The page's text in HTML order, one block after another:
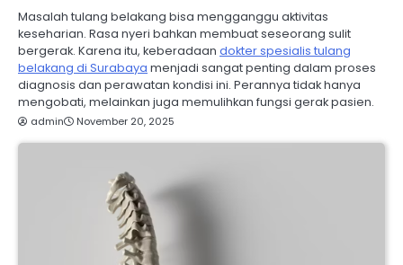
Masalah tulang belakang bisa mengganggu aktivitas
keseharian. Rasa nyeri bahkan membuat seseorang sulit
bergerak. Karena itu, keberadaan dokter spesialis tulang
belakang di Surabaya menjadi sangat penting dalam proses
diagnosis dan perawatan kondisi ini. Perannya tidak hanya
mengobati, melainkan juga memulihkan fungsi gerak pasien.
admin November 20, 2025